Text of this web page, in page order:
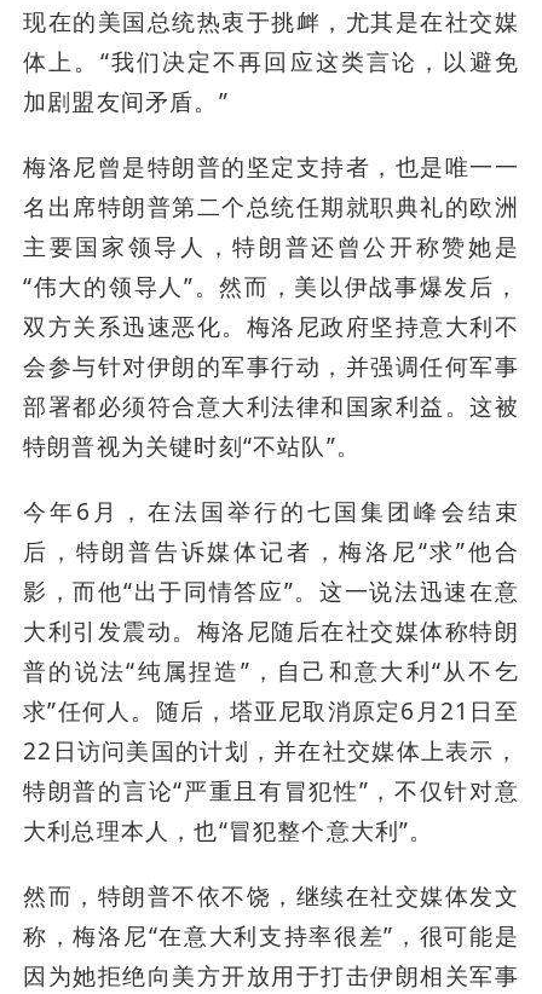
现在的美国总统热衷于挑衅，尤其是在社交媒
体上。“我们决定不再回应这类言论，以避免
加剧盟友间矛盾。”
梅洛尼曾是特朗普的坚定支持者，也是唯一一
名出席特朗普第二个总统任期就职典礼的欧洲
主要国家领导人，特朗普还曾公开称赞她是
“伟大的领导人”。然而，美以伊战事爆发后，
双方关系迅速恶化。梅洛尼政府坚持意大利不
会参与针对伊朗的军事行动，并强调任何军事
部署都必须符合意大利法律和国家利益。这被
特朗普视为关键时刻“不站队”。
今年6月，在法国举行的七国集团峰会结束
后，特朗普告诉媒体记者，梅洛尼“求”他合
影，而他“出于同情答应”。这一说法迅速在意
大利引发震动。梅洛尼随后在社交媒体称特朗
普的说法“纯属捏造”，自己和意大利“从不乞
求”任何人。随后，塔亚尼取消原定6月21日至
22日访问美国的计划，并在社交媒体上表示，
特朗普的言论“严重且有冒犯性”，不仅针对意
大利总理本人，也“冒犯整个意大利”。
然而，特朗普不依不饶，继续在社交媒体发文
称，梅洛尼“在意大利支持率很差”，很可能是
因为她拒绝向美方开放用于打击伊朗相关军事